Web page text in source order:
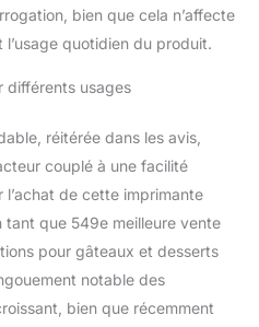
bien que cela n’affecte
l’usage quotidien du produit.
différents usages
réitérée dans les avis,
couplé à une facilité
l’achat de cette imprimante
tant que 549e meilleure vente
pour gâteaux et desserts
notable des
bien que récemment